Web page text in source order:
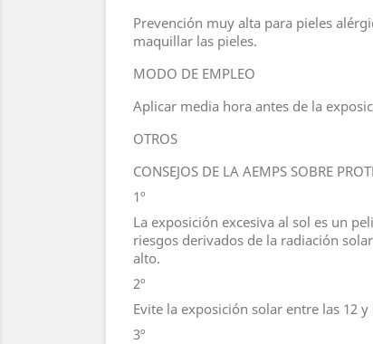
Prevención muy alta para pieles
maquillar las pieles.
MODO DE EMPLEO
Aplicar media hora antes de la
OTROS
CONSEJOS DE LA AEMPS SOBRE
1º
La exposición excesiva al sol es un
riesgos derivados de la radiación
alto.
2º
Evite la exposición solar entre las 12
3º